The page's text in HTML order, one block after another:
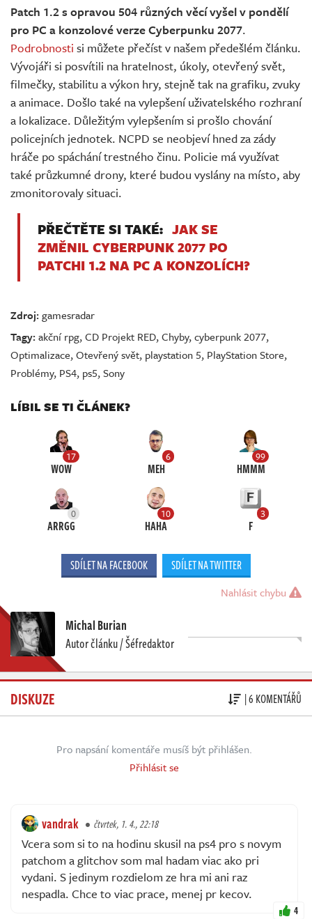
Patch 1.2 s opravou 504 různých věcí vyšel v pondělí
pro PC a konzolové verze Cyberpunku 2077.
Podrobnosti si můžete přečíst v našem předešlém článku.
Vývojáři si posvítili na hratelnost, úkoly, otevřený svět,
filmečky, stabilitu a výkon hry, stejně tak na grafiku, zvuky
a animace. Došlo také na vylepšení uživatelského rozhraní
a lokalizace. Důležitým vylepšením si prošlo chování
policejních jednotek. NCPD se neobjeví hned za zády
hráče po spáchání trestného činu. Policie má využívat
také průzkumné drony, které budou vyslány na místo, aby
zmonitorovaly situaci.
PŘEČTĚTE SI TAKÉ: JAK SE
ZMĚNIL CYBERPUNK 2077 PO
PATCHI 1.2 NA PC A KONZOLÍCH?
Zdroj:gamesradar
Tagy:akční rpg,CD Projekt RED,Chyby,cyberpunk 2077,
Optimalizace,Otevřený svět, playstation 5, PlayStation Store,
Problémy, PS4, ps5,Sony
LÍBIL SE TI ČLÁNEK?
17
WOW
6
MEH
99
HMMM
0
ARRGG
10
HAHA
3
F
SDÍLET NA FACEBOOK SDÍLET NA TWITTER
Nahlásit chybu
Michal Burian
Autor článku / Šéfredaktor
DISKUZE | 6 KOMENTÁŘŮ
Pro napsání komentáře musíš být přihlášen.
Přihlásit se
vandrak čtvrtek, 1. 4., 22:18
Vcera som si to na hodinu skusil na ps4 pro s novym
patchom a glitchov som mal hadam viac ako pri
vydani. S jedinym rozdielom ze hra mi ani raz
nespadla. Chce to viac prace, menej pr kecov.
4